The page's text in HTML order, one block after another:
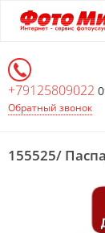
Перейти
к
информации
+79125809022
Обратный звонок
155525/